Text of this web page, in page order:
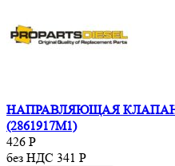
НАПРАВЛЯЮЩАЯ КЛАПАНА
(2861917M1)
426 Р
без НДС 341 Р